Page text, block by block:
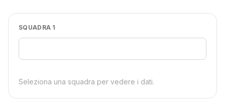
SQUADRA 1
Seleziona una squadra per vedere i dati.